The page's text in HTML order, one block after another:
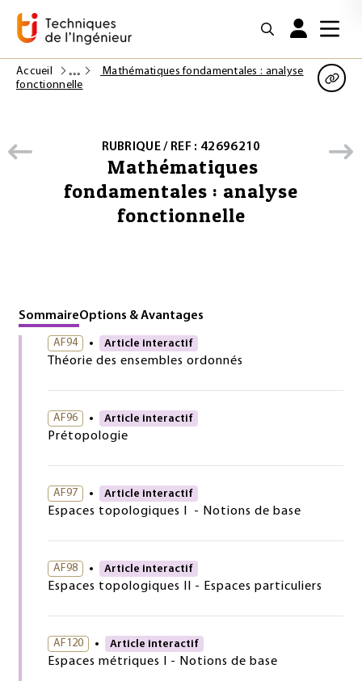
Accueil
Mathématiques fondamentales : analyse
fonctionnelle
RUBRIQUE / REF : 42696210
Mathématiques
fondamentales : analyse
fonctionnelle
SommaireOptions & Avantages
AF94 Article interactif
Théorie des ensembles ordonnés
AF96 Article interactif
Prétopologie
AF97 Article interactif
Espaces topologiques I - Notions de base
AF98 Article interactif
Espaces topologiques II - Espaces particuliers
AF120 Article interactif
Espaces métriques I - Notions de base